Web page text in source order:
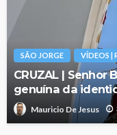
SÃO JORGE VÍDEOS |
CRUZAL | Senhor
genuína da
Mauricio De Jesus